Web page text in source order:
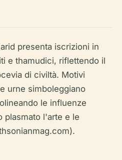
presenta iscrizioni in
e thamudici, riflettendo il
di civiltà. Motivi
urne simboleggiano
le influenze
plasmato l'arte e le